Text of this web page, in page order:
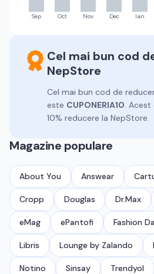
Sep Oct Nov Dec Ian
Cel mai bun cod
NepStore
Cel mai bun cod de
este CUPONERIA10. Acest
10% reducere la NepStore.
Magazine populare
About You Answear
Cropp Douglas Dr.Max
eMag ePantofi Fashion
Libris Lounge by Zalando
Notino Sinsay Trendyol